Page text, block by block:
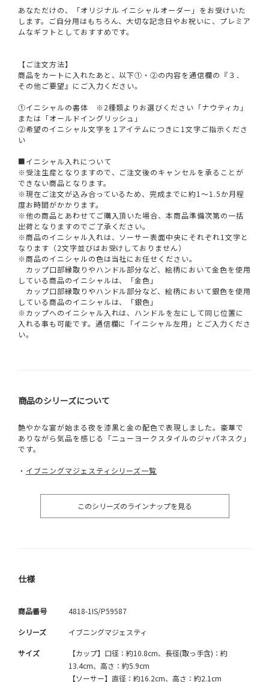
あなただけの、「オリジナル イニシャルオーダー」をお受けいた
します。ご自分用はもちろん、大切な記念日やお祝いに、プレミア
ムなギフトとしておすすめです。
【ご注文方法】
商品をカートに入れたあと、以下①・②の内容を通信欄の『３．
その他ご要望』にご入力ください。
①イニシャルの書体 ※2種類よりお選びください「ナウティカ」
または「オールドイングリッシュ」
②希望のイニシャル文字を１アイテムにつきに1文字ご指示くださ
い
■イニシャル入れについて
※受注生産となりますので、ご注文後のキャンセルを承ることが
できない商品となります。
※現在ご注文が込み合っているため、完成までに約1～1.5か月程
度お時間がかかります。
※他の商品とあわせてご購入頂いた場合、本商品準備次第の一括
出荷となりますのでご了承ください。
※商品のイニシャル入れは、ソーサー表面中央にそれぞれ1文字と
なります（2文字並びはお受けしておりません）
※商品のイニシャルの色は当社にお任せください。
カップ口部縁取りやハンドル部分など、絵柄において金色を使用
している商品のイニシャルは、「金色」
カップ口部縁取りやハンドル部分など、絵柄において銀色を使用
している商品のイニシャルは、「銀色」
※カップへのイニシャル入れは、ハンドルを左にして同じ位置に
入れる事も可能です。通信欄に「イニシャル左用」とご入力くださ
い。
商品のシリーズについて
艶やかな宴が始まる夜を漆黒と金の配色で表現しました。豪華で
ありながら気品を感じる「ニューヨークスタイルのジャパネスク」
です。
・ イブニングマジェスティシリーズ一覧
このシリーズのラインナップを見る
仕様
商品番号 4818-1IS/P59587
シリーズ イブニングマジェスティ
サイズ
【カップ】口径：約10.8cm、長径(取っ手含)：約
13.4cm、高さ：約5.9cm
【ソーサー】直径：約16.2cm、高さ：約2.1cm